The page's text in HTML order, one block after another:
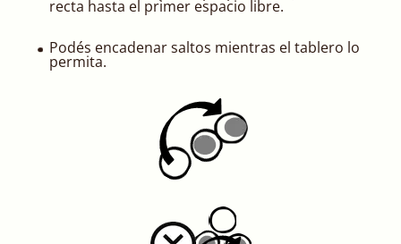
recta hasta el primer espacio libre.
Podés encadenar saltos mientras el tablero lo
permita.